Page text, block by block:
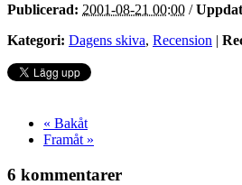
Publicerad: 2001-08-21 00:00 /
Kategori: Dagens skiva, Recension |
« Bakåt
Framåt »
6 kommentarer